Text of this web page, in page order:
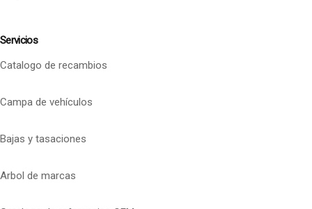
Servicios
Catalogo de recambios
Campa de vehículos
Bajas y tasaciones
Arbol de marcas